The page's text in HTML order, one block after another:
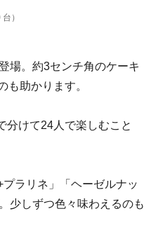
）
場。約3センチ角のケーキ
助かります。
分けて24人で楽しむこと
ラリネ」「ヘーゼルナッ
少しずつ色々味わえるのも